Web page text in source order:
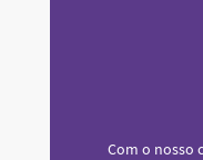
Com o nosso